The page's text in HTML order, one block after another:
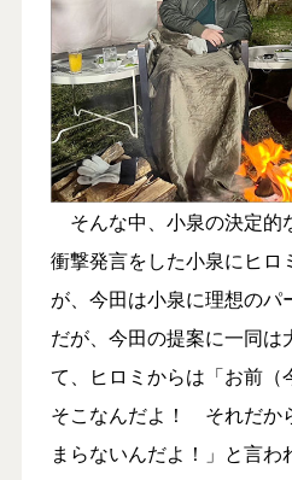
そんな中、小泉の決定的
衝撃発言をした小泉にヒロ
が、今田は小泉に理想のパ
だが、今田の提案に一同は
て、ヒロミからは「お前（
そこなんだよ！ それだか
まらないんだよ！」と言